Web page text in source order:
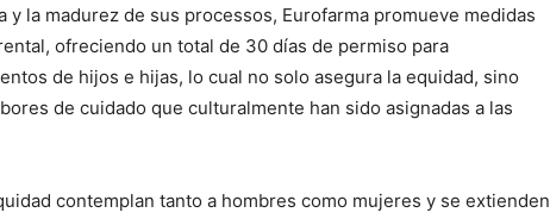
y la madurez de sus processos, Eurofarma promueve medidas
ofreciendo un total de 30 días de permiso para
de hijos e hijas, lo cual no solo asegura la equidad, sino
de cuidado que culturalmente han sido asignadas a las
contemplan tanto a hombres como mujeres y se extienden